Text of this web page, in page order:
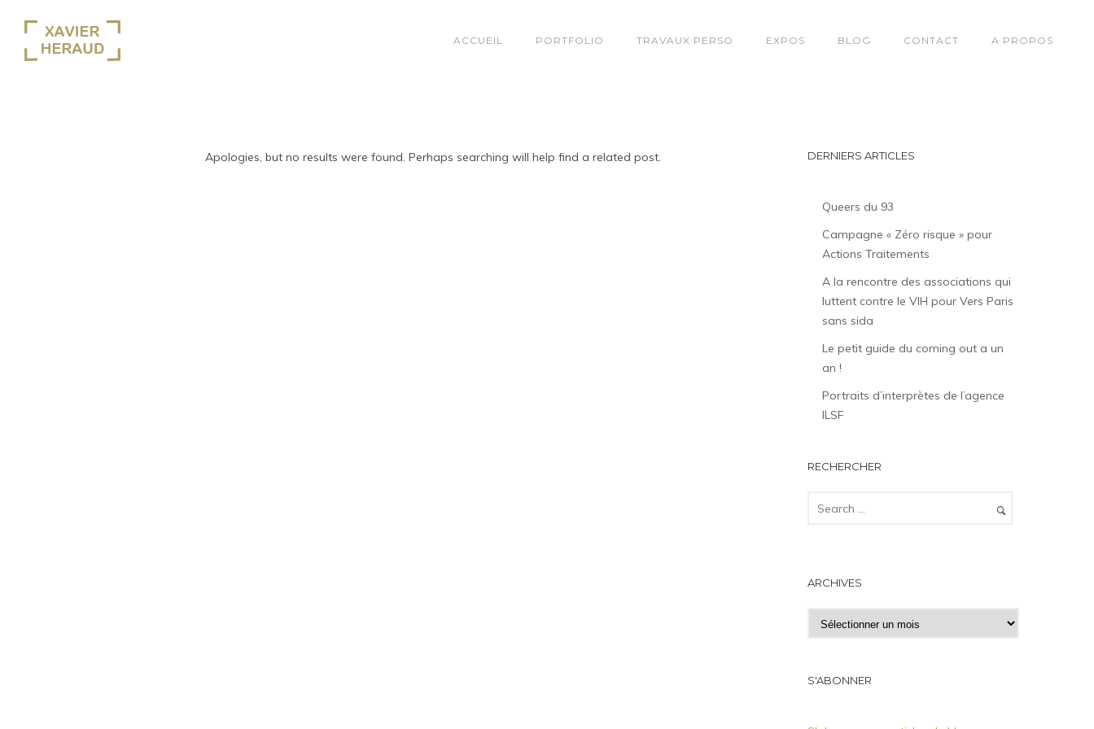
ACCUEIL PORTFOLIO TRAVAUX PERSO EXPOS BLOG CONTACT A PROPOS
Apologies, but no results were found. Perhaps searching will help find a related post. DERNIERS ARTICLES
Queers du 93
Campagne « Zéro risque » pour
Actions Traitements
A la rencontre des associations qui
luttent contre le VIH pour Vers Paris
sans sida
Le petit guide du coming out a un
an !
Portraits d’interprètes de l’agence
ILSF
RECHERCHER
ARCHIVES
r
h
S'ABONNER